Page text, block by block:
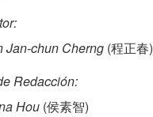
Jan-chun Cherng (程正春)
Redacción:
Hou (侯素智)